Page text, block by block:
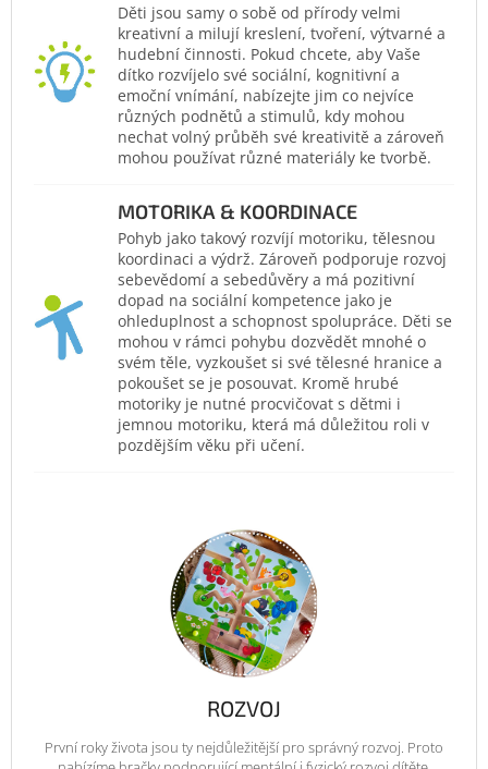
Děti jsou samy o sobě od přírody velmi
kreativní a milují kreslení, tvoření, výtvarné a
hudební činnosti. Pokud chcete, aby Vaše
dítko rozvíjelo své sociální, kognitivní a
emoční vnímání, nabízejte jim co nejvíce
různých podnětů a stimulů, kdy mohou
nechat volný průběh své kreativitě a zároveň
mohou používat různé materiály ke tvorbě.
MOTORIKA & KOORDINACE
Pohyb jako takový rozvíjí motoriku, tělesnou
koordinaci a výdrž. Zároveň podporuje rozvoj
sebevědomí a sebedůvěry a má pozitivní
dopad na sociální kompetence jako je
ohleduplnost a schopnost spolupráce. Děti se
mohou v rámci pohybu dozvědět mnohé o
svém těle, vyzkoušet si své tělesné hranice a
pokoušet se je posouvat. Kromě hrubé
motoriky je nutné procvičovat s dětmi i
jemnou motoriku, která má důležitou roli v
pozdějším věku při učení.
ROZVOJ
První roky života jsou ty nejdůležitější pro správný rozvoj. Proto